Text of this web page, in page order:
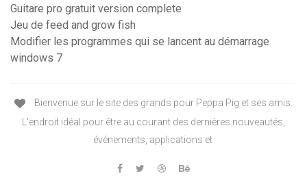
Guitare pro gratuit version complete
Jeu de feed and grow fish
Modifier les programmes qui se lancent au démarrage
windows 7
Bienvenue sur le site des grands pour Peppa Pig et ses amis.
L'endroit idéal pour être au courant des dernières nouveautés,
événements, applications et